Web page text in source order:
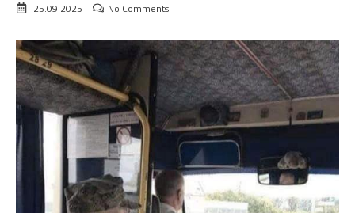
25.09.2025
No Comments